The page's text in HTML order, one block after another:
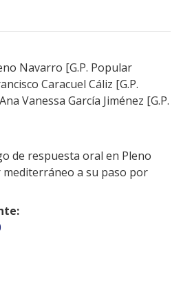
Navarro [G.P. Popular
Caracuel Cáliz [G.P.
Vanessa García Jiménez [G.P.
de respuesta oral en Pleno
a su paso por